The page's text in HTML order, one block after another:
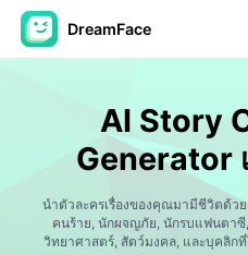
DreamFace
วิดีโออวัตาร์
วิดีโอ AI
AI Story
Generator
นําตัวละครเรื่องของคุณมามีชีวิตด้วย
คนร้าย, นักผจญภัย, นักรบแฟนตาซี,
วิทยาศาสตร์, สัตว์มงคล, และบุคลิก